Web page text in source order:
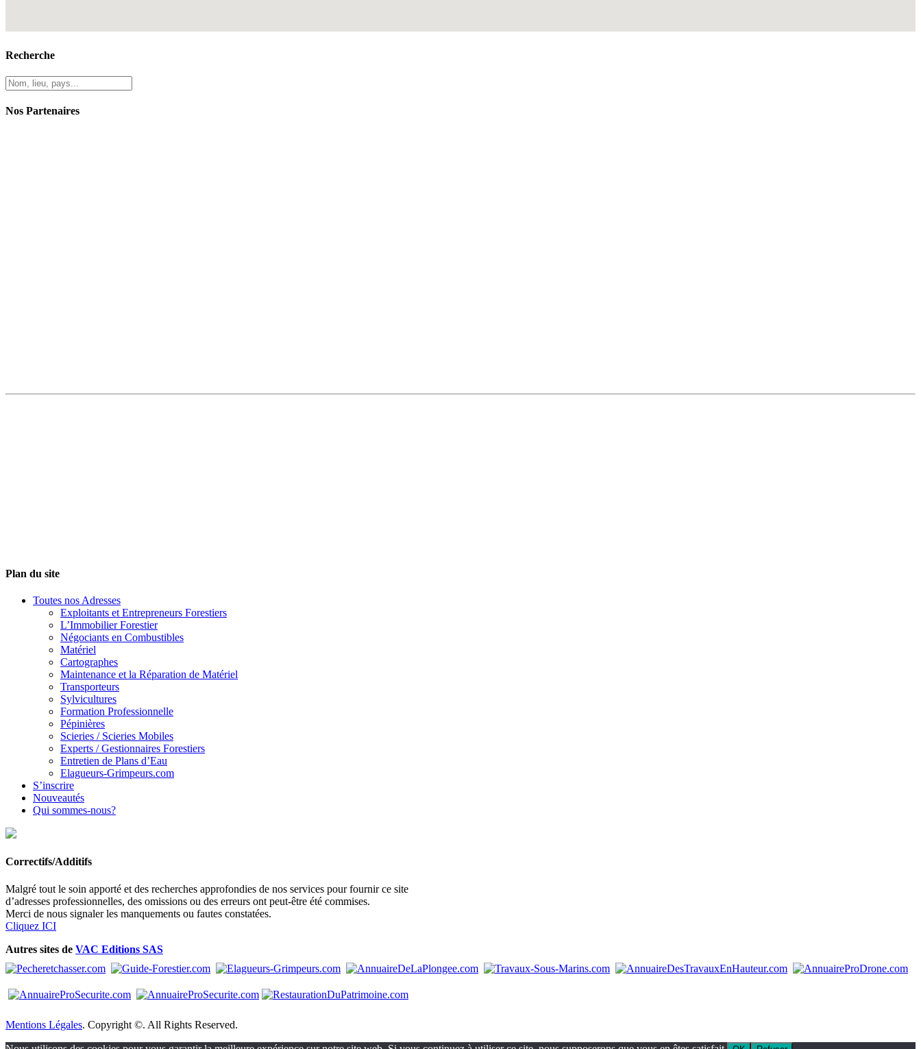
Recherche
Nos Partenaires
Plan du site
Toutes nos Adresses
Exploitants et Entrepreneurs Forestiers
L’Immobilier Forestier
Négociants en Combustibles
Matériel
Cartographes
Maintenance et la Réparation de Matériel
Transporteurs
Sylvicultures
Formation Professionnelle
Pépinières
Scieries / Scieries Mobiles
Experts / Gestionnaires Forestiers
Entretien de Plans d’Eau
Elagueurs-Grimpeurs.com
S’inscrire
Nouveautés
Qui sommes-nous?
Correctifs/Additifs
Malgré tout le soin apporté et des recherches approfondies de nos services pour fournir ce site
d’adresses professionnelles, des omissions ou des erreurs ont peut-être été commises.
Merci de nous signaler les manquements ou fautes constatées.
Cliquez ICI
Autres sites de VAC Editions SAS
Mentions Légales. Copyright ©. All Rights Reserved.